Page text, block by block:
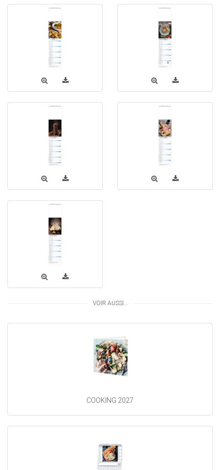
VOIR AUSSI…
COOKING 2027